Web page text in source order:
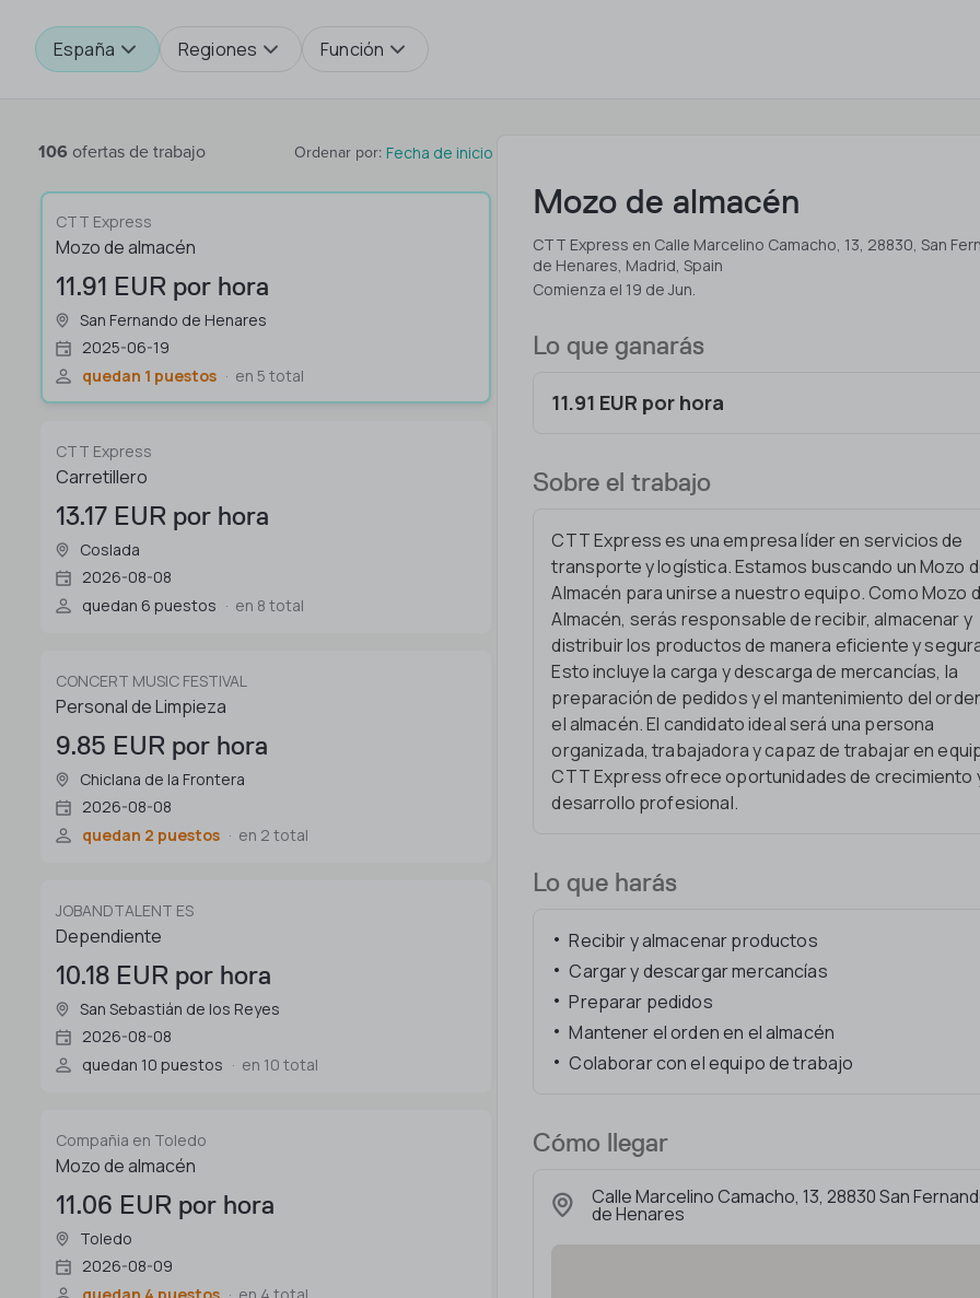
España Regiones Función
106 ofertas de trabajo Ordenar por: Fecha de inicio
CTT Express
Mozo de almacén
11.91 EUR por hora
San Fernando de Henares
2025-06-19
quedan 1 puestos
en 5 total
CTT Express
Carretillero
13.17 EUR por hora
Coslada
2026-08-08
quedan 6 puestos
en 8 total
CONCERT MUSIC FESTIVAL
Personal de Limpieza
9.85 EUR por hora
Chiclana de la Frontera
2026-08-08
quedan 2 puestos
en 2 total
JOBANDTALENT ES
Dependiente
10.18 EUR por hora
San Sebastián de los Reyes
2026-08-08
quedan 10 puestos
en 10 total
Compañia en Toledo
Mozo de almacén
11.06 EUR por hora
Toledo
2026-08-09
Mozo de almacén
CTT Express en Calle Marcelino Camacho, 13, 28830, San
de Henares, Madrid, Spain
Comienza el 19 de Jun.
Lo que ganarás
11.91 EUR por hora
Sobre el trabajo
CTT Express es una empresa líder en servicios de
transporte y logística. Estamos buscando un Mozo
Almacén para unirse a nuestro equipo. Como Mozo
Almacén, serás responsable de recibir, almacenar y
distribuir los productos de manera eficiente y
Esto incluye la carga y descarga de mercancías, la
preparación de pedidos y el mantenimiento del
el almacén. El candidato ideal será una persona
organizada, trabajadora y capaz de trabajar en
CTT Express ofrece oportunidades de crecimiento
desarrollo profesional.
Lo que harás
Recibir y almacenar productos
Cargar y descargar mercancías
Preparar pedidos
Mantener el orden en el almacén
Colaborar con el equipo de trabajo
Cómo llegar
Calle Marcelino Camacho, 13, 28830 San
de Henares